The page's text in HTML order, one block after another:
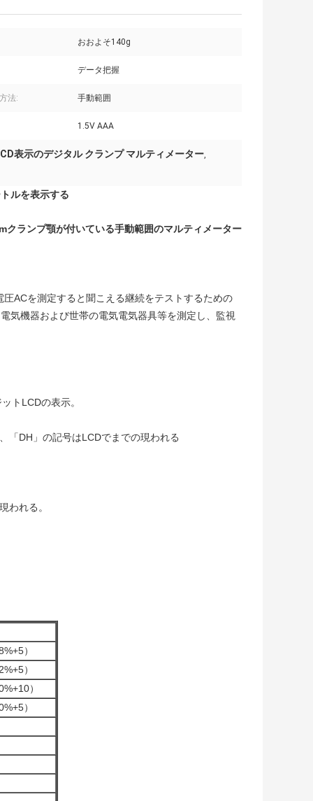
おおよそ140g
データ把握
法: 手動範囲
1.5V AAA
表示のデジタル クランプ マルティメーター,
ルを表示する
ランプ顎が付いている手動範囲のマルティメーター
ACを測定すると聞こえる継続をテストするための
気機器および世帯の電気電気器具等を測定し、監視
トLCDの表示。
「DH」の記号はLCDでまでの現われる
われる。
）
）
）
）